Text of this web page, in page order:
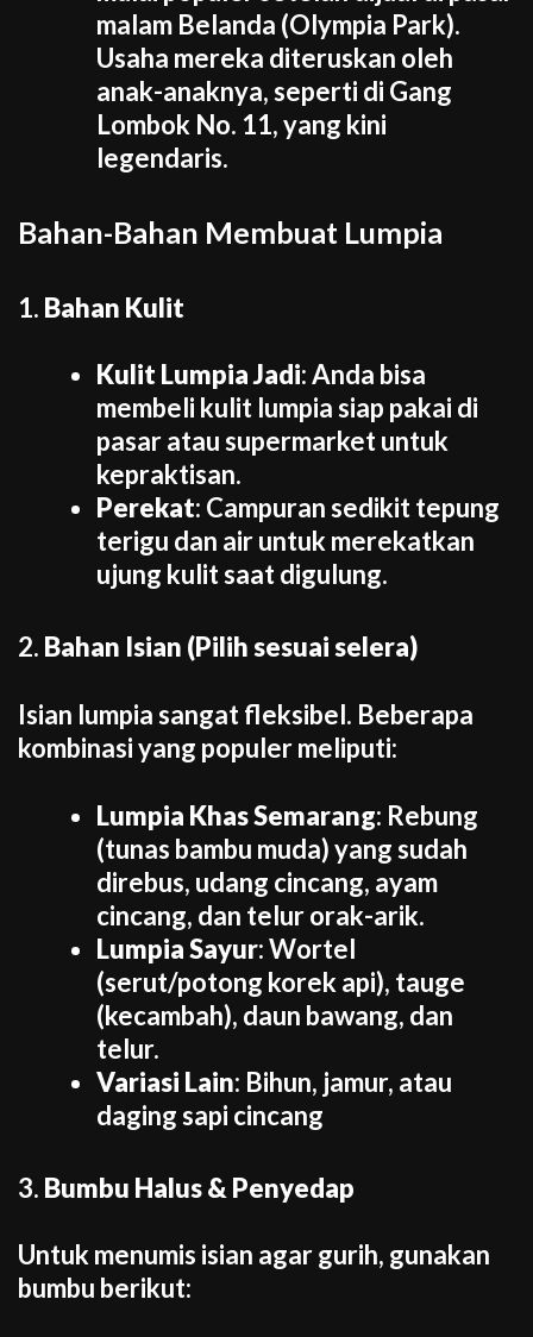
malam Belanda (Olympia Park).
Usaha mereka diteruskan oleh
anak-anaknya, seperti di Gang
Lombok No. 11, yang kini
legendaris.
Bahan-Bahan Membuat Lumpia
1. Bahan Kulit
Kulit Lumpia Jadi: Anda bisa
membeli kulit lumpia siap pakai di
pasar atau supermarket untuk
kepraktisan.
Perekat: Campuran sedikit tepung
terigu dan air untuk merekatkan
ujung kulit saat digulung.
2. Bahan Isian (Pilih sesuai selera)
Isian lumpia sangat fleksibel. Beberapa
kombinasi yang populer meliputi:
Lumpia Khas Semarang: Rebung
(tunas bambu muda) yang sudah
direbus, udang cincang, ayam
cincang, dan telur orak-arik.
Lumpia Sayur: Wortel
(serut/potong korek api), tauge
(kecambah), daun bawang, dan
telur.
Variasi Lain: Bihun, jamur, atau
daging sapi cincang
3. Bumbu Halus & Penyedap
Untuk menumis isian agar gurih, gunakan
bumbu berikut: